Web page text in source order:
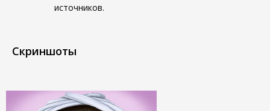
источников.
Скриншоты